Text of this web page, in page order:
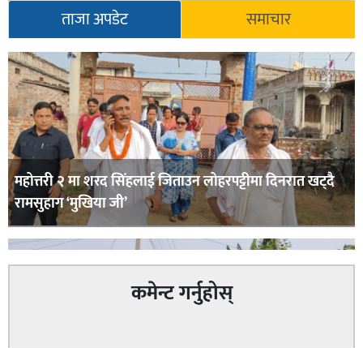
ताजा अपडेट समाचार
महोत्तरी २ मा शरद सिंहलाई जिताउन लोहरपट्टीमा दिनरात खट्दै
रामसुहाग ‘मुखिया जी’
कमेन्ट गर्नुहोस्